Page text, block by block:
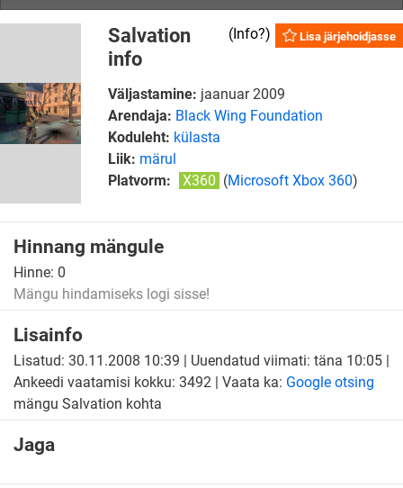
Lisa järjehoidjasse
(Info?)
Salvation
info
Väljastamine: jaanuar 2009
Arendaja: Black Wing Foundation
Koduleht: külasta
Liik: märul
Platvorm:
X360 (Microsoft Xbox 360)
Hinnang mängule
Hinne: 0
Mängu hindamiseks logi sisse!
Lisainfo
Lisatud: 30.11.2008 10:39 | Uuendatud viimati: täna 10:05 |
Ankeedi vaatamisi kokku: 3492 | Vaata ka: Google otsing
mängu Salvation kohta
Jaga